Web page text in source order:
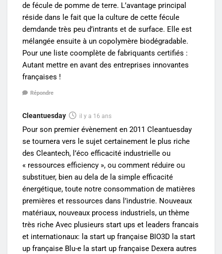
de fécule de pomme de terre. L’avantage principal
réside dans le fait que la culture de cette fécule
demdande très peu d’intrants et de surface. Elle est
mélangée ensuite à un copolymère biodégradable.
Pour une liste coomplète de fabriquants certifiés :
Autant mettre en avant des entreprises innovantes
françaises !
Répondre
Cleantuesday il y a 16 ans
Pour son premier évènement en 2011 Cleantuesday
se tournera vers le sujet certainement le plus riche
des Cleantech, l’éco efficacité industrielle ou
« ressources efficiency », ou comment réduire ou
substituer, bien au dela de la simple efficacité
énergétique, toute notre consommation de matières
premières et ressources dans l’industrie. Nouveaux
matériaux, nouveaux process industriels, un thème
très riche Avec plusieurs start ups et leaders francais
et internationaux: la start up française BIO3D la start
up française Blu-e la start up française Dexera autres